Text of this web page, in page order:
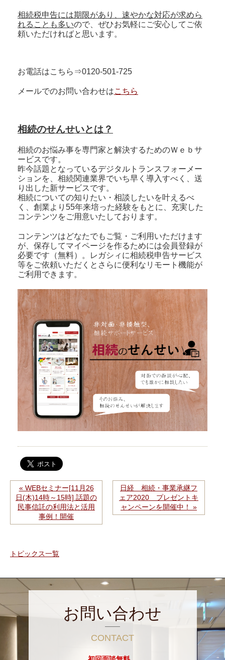
相続税申告には期限があり、速やかな対応が求めら
れることも多いので、ぜひお気軽にご安心してご依
頼いただければと思います。
お電話はこちら⇒0120-501-725
メールでのお問い合わせはこちら
相続のせんせいとは？
相続のお悩み事を専門家と解決するためのＷｅｂサ
ービスです。
昨今話題となっているデジタルトランスフォーメー
ションを、相続関連業界でいち早く導入すべく、送
り出した新サービスです。
相続についての知りたい・相談したいを叶えるべ
く、創業より55年来培った経験をもとに、充実した
コンテンツをご用意いたしております。
コンテンツはどなたでもご覧・ご利用いただけます
が、保存してマイページを作るためには会員登録が
必要です（無料）。レガシィに相続税申告サービス
等をご依頼いただくとさらに便利なリモート機能が
ご利用できます。
« WEBセミナー[11月26
日(木)14時～15時] 話題の
民事信託の利用法と活用
事例！開催
日経 相続・事業承継フ
ェア2020 プレゼントキ
ャンペーンを開催中！ »
トピックス一覧
お問い合わせ
CONTACT